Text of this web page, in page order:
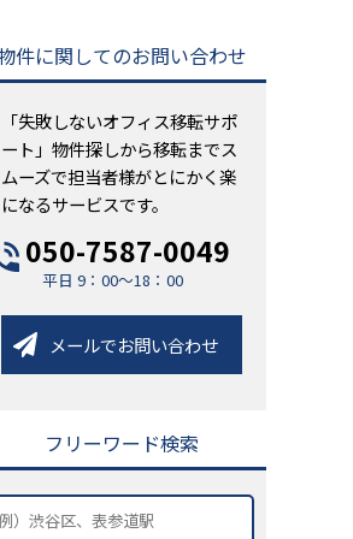
件に関してのお問い合わせ
「失敗しないオフィス移転サポ
ート」物件探しから移転までス
ムーズで担当者様がとにかく楽
になるサービスです。
050-7587-0049
平日 9：00～18：00
メールでお問い合わせ
フリーワード検索